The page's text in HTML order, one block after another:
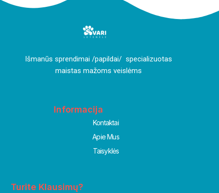
Išmanūs sprendimai /papildai/ specializuotas
maistas mažoms veislėms
Informacija
Kontaktai
Apie Mus
Taisyklės
Turite Klausimų?